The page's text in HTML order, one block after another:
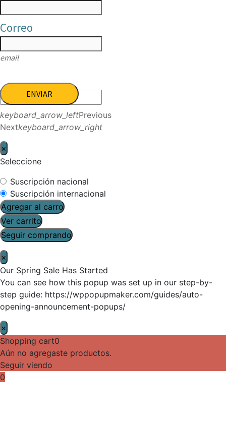
Correo
email
ENVIAR
keyboard_arrow_leftPrevious
Nextkeyboard_arrow_right
×
Seleccione
Suscripción nacional
Suscripción internacional
Agregar al carro
Ver carrito
Seguir comprando
×
Our Spring Sale Has Started
You can see how this popup was set up in our step-by-
step guide: https://wppopupmaker.com/guides/auto-
opening-announcement-popups/
×
Shopping cart0
Aún no agregaste productos.
Seguir viendo
0